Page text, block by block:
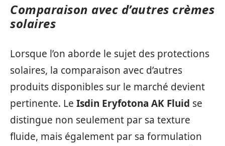
Comparaison avec d’autres crèmes
solaires
Lorsque l’on aborde le sujet des protections
solaires, la comparaison avec d’autres
produits disponibles sur le marché devient
pertinente. Le Isdin Eryfotona AK Fluid se
distingue non seulement par sa texture
fluide, mais également par sa formulation